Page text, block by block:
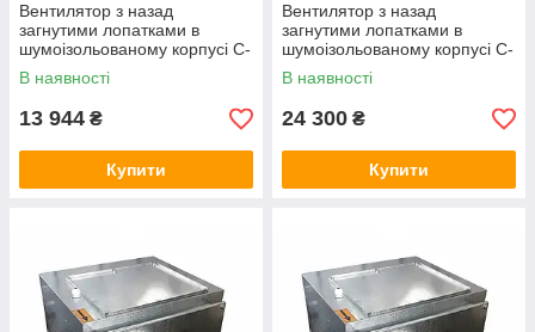
Вентилятор з назад
загнутими лопатками в
шумоізольованому корпусі C-
VENT-PB-S-160А-4-220
В наявності
13 944 ₴
Купити
Вентилятор з назад
загнутими лопатками в
шумоізольованому корпусі C-
VENT-PB-S-250В-4-220
В наявності
24 300 ₴
Купити